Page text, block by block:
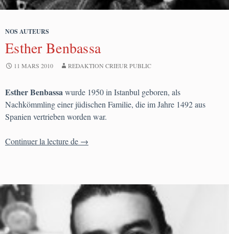
NOS AUTEURS
Esther Benbassa
11 MARS 2010 REDAKTION CRIEUR PUBLIC
Esther Benbassawurde 1950 in Istanbul geboren, als
Nachkömmling einer jüdischen Familie, die im Jahre 1492 aus
Spanien vertrieben worden war.
Continuer la lecture de Esther Benbassa
→